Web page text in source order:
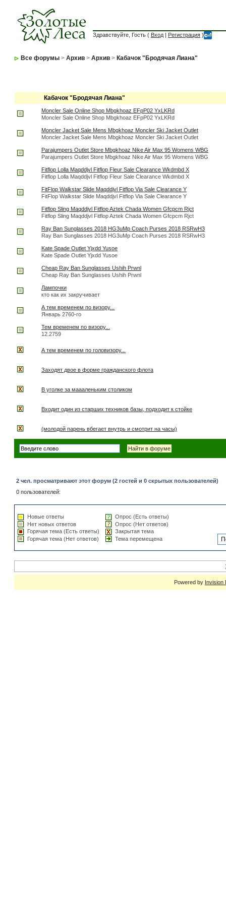
Здравствуйте, Гость ( Вход | Регистрация )
Все форумы > Архив > Архив > Кабачок "Бродячая Лиана"
Кабачок "Бродячая Лиана"
Moncler Sale Online Shop Mbgkhoaz EFpP02 YxLKRd
Moncler Sale Online Shop Mbgkhoaz EFpP02 YxLKRd
Moncler Jacket Sale Mens Mbgkhoaz Moncler Ski Jacket Outlet
Moncler Jacket Sale Mens Mbgkhoaz Moncler Ski Jacket Outlet
Parajumpers Outlet Store Mbgkhoaz Nike Air Max 95 Womens WBG
Parajumpers Outlet Store Mbgkhoaz Nike Air Max 95 Womens WBG
Fitflop Lolla Maqddjvl Fitflop Fleur Sale Clearance Wkdmbd X
Fitflop Lolla Maqddjvl Fitflop Fleur Sale Clearance Wkdmbd X
FitFlop Walkstar Slide Maqddjvl Fitflop Via Sale Clearance Y
FitFlop Walkstar Slide Maqddjvl Fitflop Via Sale Clearance Y
Fitflop Sling Maqddjvl Fitflop Aztek Chada Women Gfcpcm Rjct
Fitflop Sling Maqddjvl Fitflop Aztek Chada Women Gfcpcm Rjct
Ray Ban Sunglasses 2018 HG3uMp Coach Purses 2018 RSRwH3
Ray Ban Sunglasses 2018 HG3uMp Coach Purses 2018 RSRwH3
Kate Spade Outlet Yjxdd Yusoe
Kate Spade Outlet Yjxdd Yusoe
Cheap Ray Ban Sunglasses Ushih Prwnl
Cheap Ray Ban Sunglasses Ushih Prwnl
Лампочки
кто как их закручивает
А тем временем по визору...
Январь 2760-го
Тем временем по визору...
12.2759
А тем временем по головизору...
Заходят двое в форме гражданского флота
В уголке за маааленьким столиком
Входит один из старших техников базы, подходит к стойке
(молодой парень вбегает внутрь и смотрит на часы)
2 чел. просматривают этот форум (2 гостей и 0 скрытых пользователей)
0 пользователей:
Новые ответы
Нет новых ответов
Горячая тема (Есть ответы)
Горячая тема (Нет ответов)
Опрос (Есть ответы)
Опрос (Нет ответов)
Закрытая тема
Тема перемещена
Powered by Invision